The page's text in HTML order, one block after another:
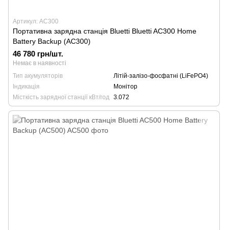
Артикул: AC300
Портативна зарядна станція Bluetti Bluetti AC300 Home
Battery Backup (AC300)
46 780 грн/шт.
Немає в наявності
Тип акумуляторів
Літій-залізо-фосфатні (LiFePO4)
Індикація
Монітор
Місткість зарядної станції кВт/год 3.072